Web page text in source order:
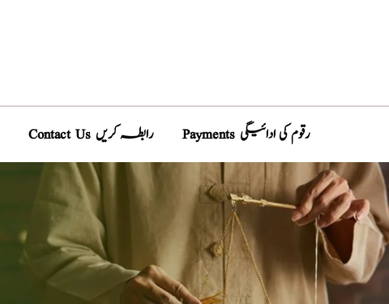
Contact Us رابطہ کریں Payments رقوم کی ادائیگی